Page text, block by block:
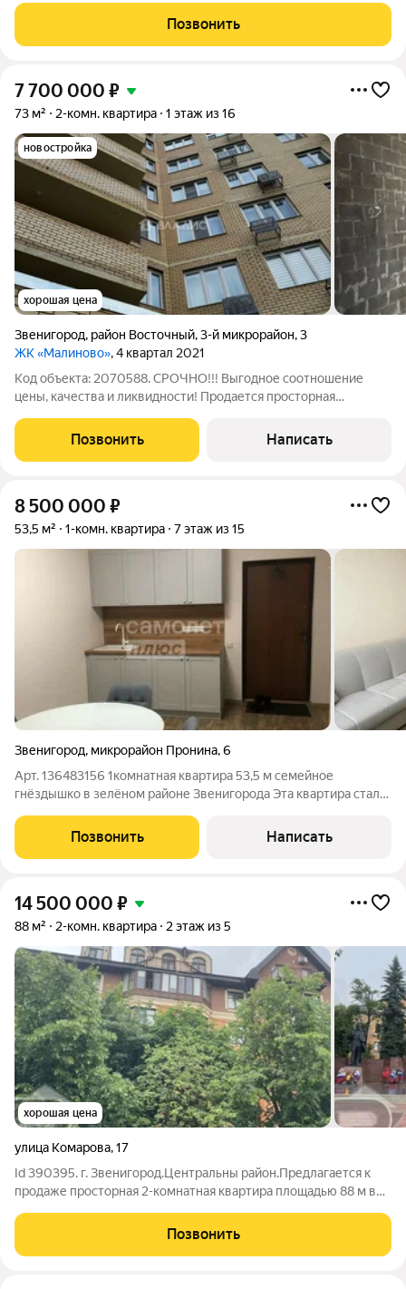
Москва река и сосновый бор.
Позвонить
7 700 000 ₽
73 м² 2-комн. квартира 1 этаж из 16
новостройка
хорошая цена
Звенигород, район Восточный,3-й микрорайон,3
ЖК «Малиново», 4 квартал 2021
Код объекта: 2070588. СРОЧНО!!! Выгодное соотношение
цены, качества и ликвидности! Продается просторная
городской округ! Преимущества квартиры: - под отделку
твори сам - прекрасная
Позвонить Написать
8 500 000 ₽
53,5 м² 1-комн. квартира 7 этаж из 15
Звенигород, микрорайон Пронина,6
Арт. 136483156 1комнатная квартира 53,5 м семейное
гнёздышко в зелёном районе Звенигорода Эта квартира стала
тёплые воспоминания. Теперь мы ищем для неё новых
заботливых хозяев, которые оценят
Позвонить Написать
14 500 000 ₽
88 м² 2-комн. квартира 2 этаж из 5
хорошая цена
улица Комарова,17
Id 390395. г. Звенигород.Центральны район.Предлагается к
продаже просторная 2-комнатная квартира площадью 88 м в
историческом центре Звенигорода. Две большие просторные
отдельные комнаты,холл,
Позвонить